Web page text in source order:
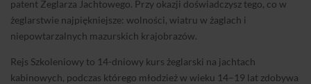
patent Żeglarza Jachtowego. Przy okazji doświadczysz tego, co w
żeglarstwie najpiękniejsze: wolności, wiatru w żaglach i
niepowtarzalnych mazurskich krajobrazów.
Rejs Szkoleniowy to 14-dniowy kurs żeglarski na jachtach
kabinowych, podczas którego młodzież w wieku 14–19 lat zdobywa